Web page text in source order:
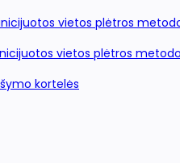
vietos plėtros
vietos plėtros
kortelės